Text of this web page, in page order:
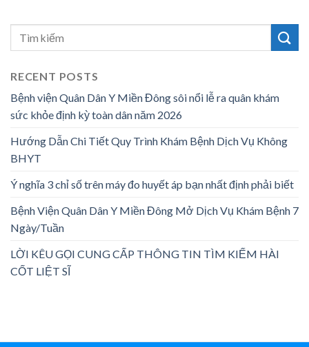
RECENT POSTS
Bệnh viện Quân Dân Y Miền Đông sôi nổi lễ ra quân khám
sức khỏe định kỳ toàn dân năm 2026
Hướng Dẫn Chi Tiết Quy Trình Khám Bệnh Dịch Vụ Không
BHYT
Ý nghĩa 3 chỉ số trên máy đo huyết áp bạn nhất định phải biết
Bệnh Viện Quân Dân Y Miền Đông Mở Dịch Vụ Khám Bệnh 7
Ngày/Tuần
LỜI KÊU GỌI CUNG CẤP THÔNG TIN TÌM KIẾM HÀI
CỐT LIỆT SĨ